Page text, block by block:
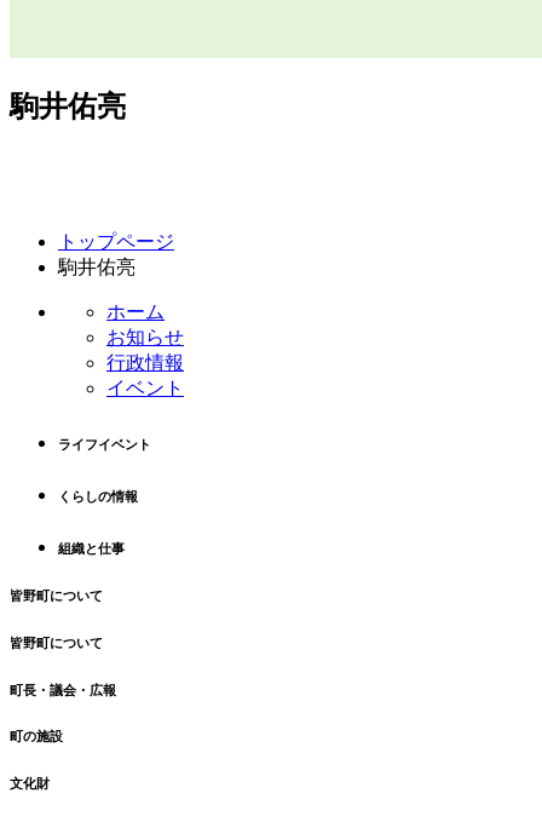
駒井佑亮
トップページ
駒井佑亮
ホーム
お知らせ
行政情報
イベント
ライフイベント
くらしの情報
組織と仕事
皆野町について
皆野町について
町長・議会・広報
町の施設
文化財